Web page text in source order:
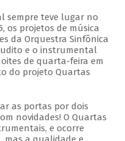
sempre teve lugar no
os projetos de música
da Orquestra Sinfônica
e o instrumental
de quarta-feira em
do projeto Quartas
as portas por dois
novidades! O Quartas
e ocorre